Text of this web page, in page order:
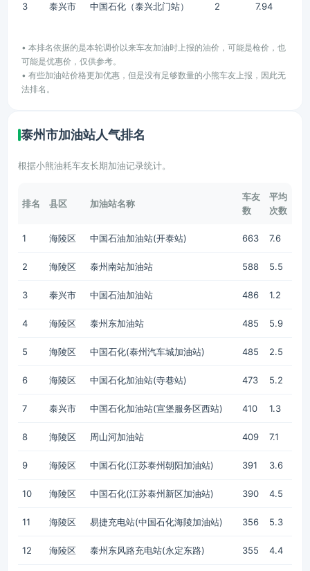
3 泰兴市 中国石化（泰兴北门站） 2 7.94
• 本排名依据的是本轮调价以来车友加油时上报的油价，可能是枪价，也
可能是优惠价，仅供参考。
• 有些加油站价格更加优惠，但是没有足够数量的小熊车友上报，因此无
法排名。
泰州市加油站人气排名
根据小熊油耗车友长期加油记录统计。
排名 县区 加油站名称
车友
数
平均
次数
1 海陵区 中国石油加油站(开泰站) 663 7.6
2 海陵区 泰州南站加油站 588 5.5
3 泰兴市 中国石油加油站 486 1.2
4 海陵区 泰州东加油站 485 5.9
5 海陵区 中国石化(泰州汽车城加油站) 485 2.5
6 海陵区 中国石化加油站(寺巷站) 473 5.2
7 泰兴市 中国石化加油站(宣堡服务区西站) 410 1.3
8 海陵区 周山河加油站 409 7.1
9 海陵区 中国石化(江苏泰州朝阳加油站) 391 3.6
10 海陵区 中国石化(江苏泰州新区加油站) 390 4.5
11 海陵区 易捷充电站(中国石化海陵加油站) 356 5.3
12 海陵区 泰州东风路充电站(永定东路) 355 4.4